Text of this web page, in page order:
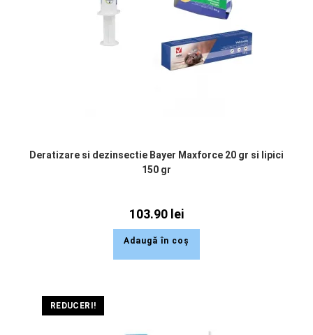
Deratizare si dezinsectie Bayer Maxforce 20 gr si lipici
150 gr
103.90 lei
Adaugă în coș
REDUCERI!